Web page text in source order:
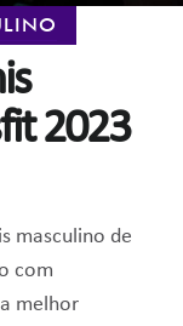
2023
masculino de
com
melhor